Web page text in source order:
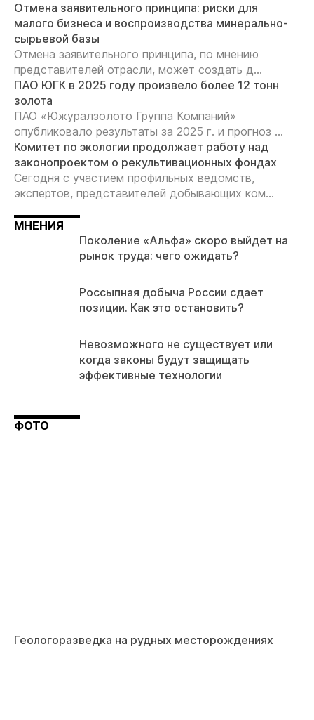
Отмена заявительного принципа: риски для
малого бизнеса и воспроизводства минерально-
сырьевой базы
Отмена заявительного принципа, по мнению
представителей отрасли, может создать д...
ПАО ЮГК в 2025 году произвело более 12 тонн
золота
ПАО «Южуралзолото Группа Компаний»
опубликовало результаты за 2025 г. и прогноз ...
Комитет по экологии продолжает работу над
законопроектом о рекультивационных фондах
Сегодня с участием профильных ведомств,
экспертов, представителей добывающих ком...
МНЕНИЯ
Поколение «Альфа» скоро выйдет на
рынок труда: чего ожидать?
Россыпная добыча России сдает
позиции. Как это остановить?
Невозможного не существует или
когда законы будут защищать
эффективные технологии
ФОТО
Геологоразведка на рудных месторождениях